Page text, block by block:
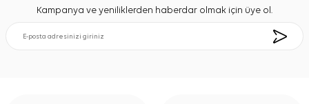
Kampanya ve yeniliklerden haberdar olmak için üye ol.